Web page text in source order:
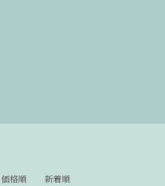
価格順 新着順